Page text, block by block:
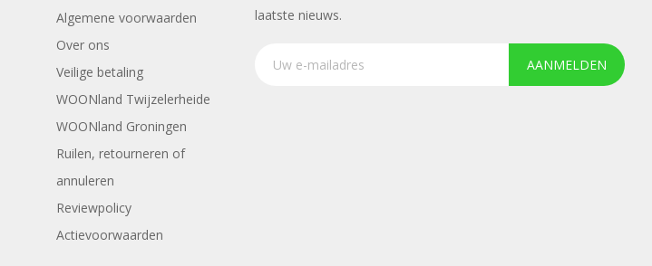
Algemene voorwaarden
Over ons
Veilige betaling
WOONland Twijzelerheide
WOONland Groningen
Ruilen, retourneren of
annuleren
Reviewpolicy
Actievoorwaarden
laatste nieuws.
AANMELDEN